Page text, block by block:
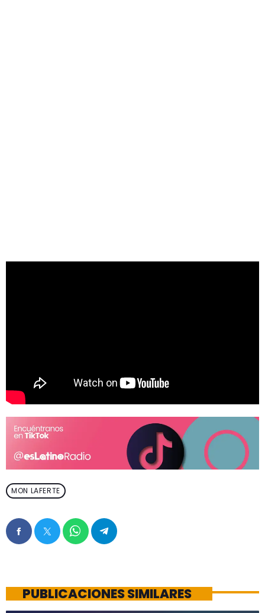
MON LAFERTE
PUBLICACIONES SIMILARES